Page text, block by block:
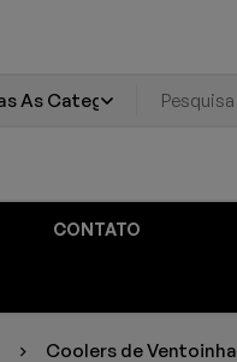
CONTATO
Coolers de Ventoinha